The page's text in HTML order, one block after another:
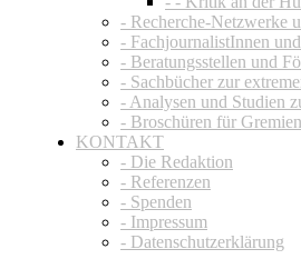
- Recherche-Netzwerke
- FachjournalistInnen
- Beratungsstellen und
- Sachbücher zur
- Analysen und Studien
- Broschüren für
KONTAKT
- Die Redaktion
- Referenzen
- Spenden
- Impressum
- Datenschutzerklärung